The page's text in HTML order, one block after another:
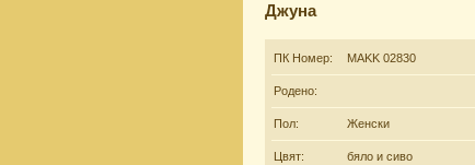
Джуна
ПК Номер: MAKK 02830
Родено:
Пол: Женски
Цвят: бяло и сиво